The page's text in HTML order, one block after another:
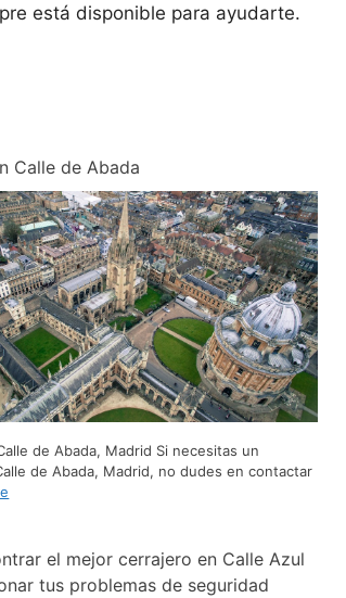
está disponible para ayudarte.
Calle de Abada
de Abada, Madrid Si necesitas un
de Abada, Madrid, no dudes en contactar
el mejor cerrajero en Calle Azul
tus problemas de seguridad